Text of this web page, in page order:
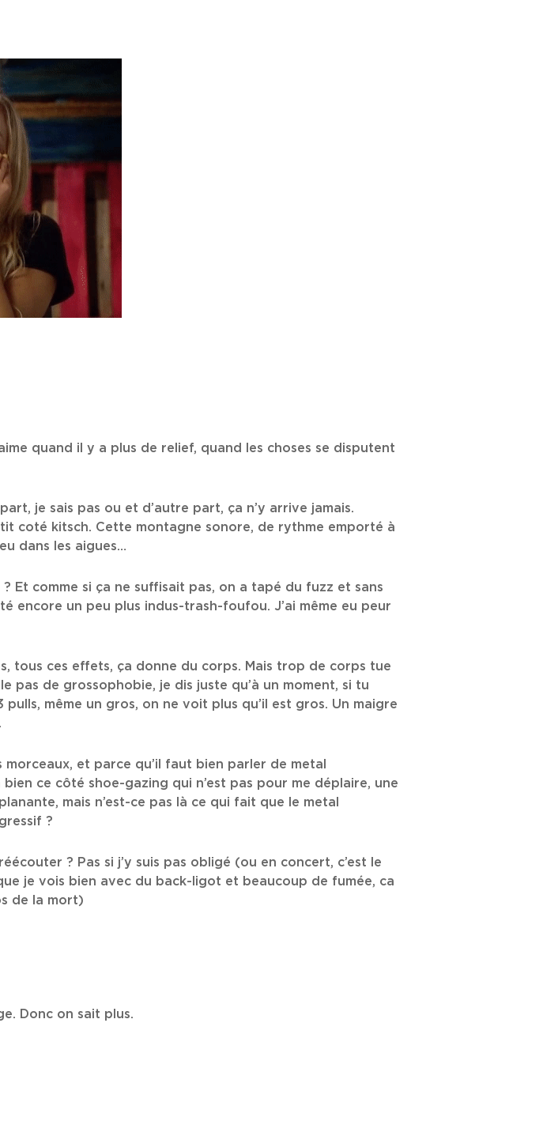
quand il y a plus de relief, quand les choses se disputent
je sais pas ou et d’autre part, ça n’y arrive jamais.
coté kitsch. Cette montagne sonore, de rythme emporté à
dans les aigues…
Et comme si ça ne suffisait pas, on a tapé du fuzz et sans
encore un peu plus indus-trash-foufou. J’ai même eu peur
tous ces effets, ça donne du corps. Mais trop de corps tue
pas de grossophobie, je dis juste qu’à un moment, si tu
même un gros, on ne voit plus qu’il est gros. Un maigre
morceaux, et parce qu’il faut bien parler de metal
bien ce côté shoe-gazing qui n’est pas pour me déplaire, une
mais n’est-ce pas là ce qui fait que le metal
?
? Pas si j’y suis pas obligé (ou en concert, c’est le
je vois bien avec du back-ligot et beaucoup de fumée, ca
de la mort)
Donc on sait plus.